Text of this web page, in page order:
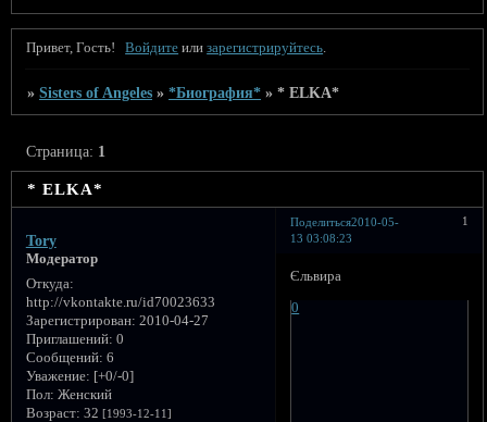
Привет, Гость! Войдите илизарегистрируйтесь.
»Sisters of Angeles »*Биография* »* ELKA*
* ELKA*
Страница: 1
Поделиться 1
2010-05-
13 03:08:23
Tory
Модератор
Откуда:
http://vkontakte.ru/id70023633
Зарегистрирован: 2010-04-27
Приглашений: 0
Сообщений: 6
Уважение: [+0/-0]
Пол: Женский
Возраст: 32 [1993-12-11]
Єльвира
0